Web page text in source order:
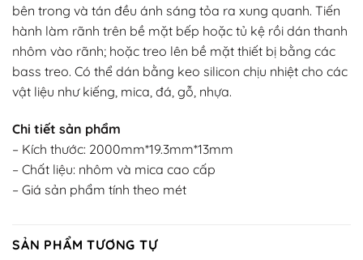
bên trong và tán đều ánh sáng tỏa ra xung quanh. Tiến
hành làm rãnh trên bề mặt bếp hoặc tủ kệ rồi dán thanh
nhôm vào rãnh; hoặc treo lên bề mặt thiết bị bằng các
bass treo. Có thể dán bằng keo silicon chịu nhiệt cho các
vật liệu như kiếng, mica, đá, gỗ, nhựa.
Chi tiết sản phẩm
– Kích thước: 2000mm*19.3mm*13mm
– Chất liệu: nhôm và mica cao cấp
– Giá sản phẩm tính theo mét
SẢN PHẨM TƯƠNG TỰ